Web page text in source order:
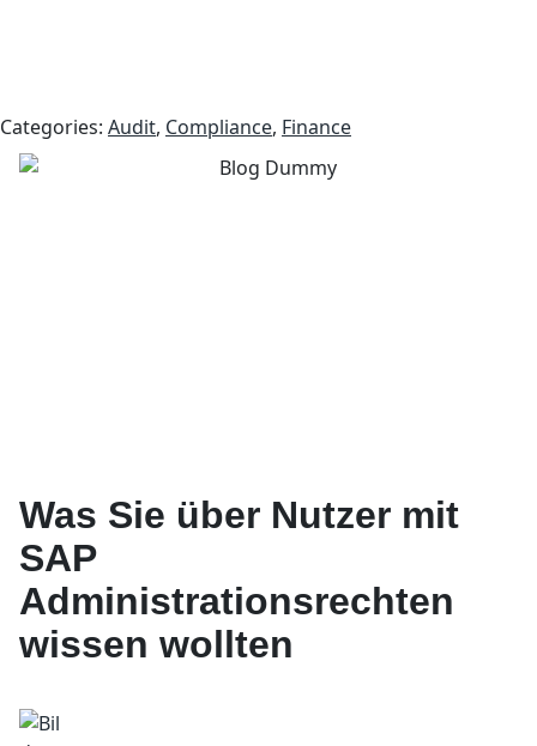
Categories: Audit, Compliance, Finance
Was Sie über Nutzer mit
SAP
Administrationsrechten
wissen wollten